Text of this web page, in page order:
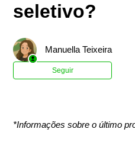
seletivo?
Manuella Teixeira
Seguir
*Informações sobre o último